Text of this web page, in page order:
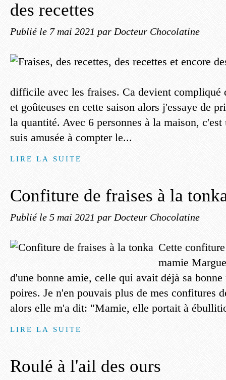
des recettes
Publié le 7 mai 2021 par Docteur Chocolatine
difficile avec les fraises. Ca devient compliqué
et goûteuses en cette saison alors j'essaye de
la quantité. Avec 6 personnes à la maison, c'est
suis amusée à compter le...
LIRE LA SUITE
Confiture de fraises à la
Publié le 5 mai 2021 par Docteur Chocolatine
Cette
mamie
d'une bonne amie, celle qui avait déjà sa bonne
poires. Je n'en pouvais plus de mes confitures
alors elle m'a dit: "Mamie, elle portait à
LIRE LA SUITE
Roulé à l'ail des ours